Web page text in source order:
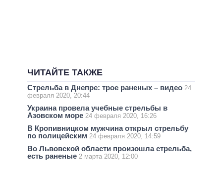
ЧИТАЙТЕ ТАКЖЕ
Стрельба в Днепре: трое раненых – видео 24
февраля 2020, 20:44
Украина провела учебные стрельбы в
Азовском море 24 февраля 2020, 16:26
В Кропивницком мужчина открыл стрельбу
по полицейским 24 февраля 2020, 14:59
Во Львовской области произошла стрельба,
есть раненые 2 марта 2020, 12:00